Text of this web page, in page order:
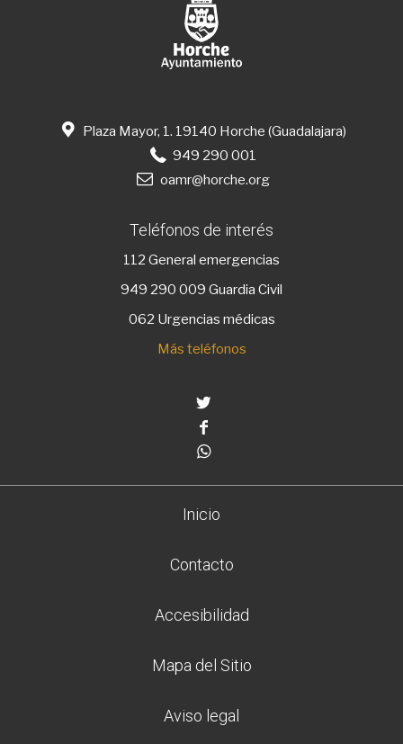
Plaza Mayor, 1. 19140 Horche (Guadalajara)
949 290 001
oamr@horche.org
Teléfonos de interés
112 General emergencias
949 290 009 Guardia Civil
062 Urgencias médicas
Más teléfonos
Inicio
Contacto
Accesibilidad
Mapa del Sitio
Aviso legal